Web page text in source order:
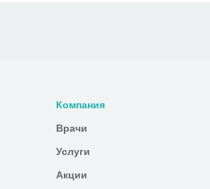
Компания
Врачи
Услуги
Акции